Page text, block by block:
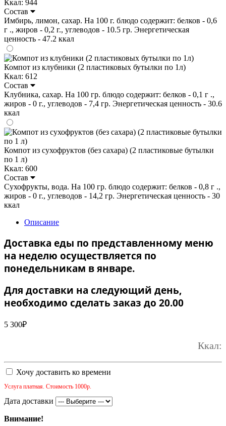
Ккал: 944
Состав
Имбирь, лимон, сахар. На 100 г. блюдо содержит: белков - 0,6
г ., жиров - 0,2 г., углеводов - 10.5 гр. Энергетическая
ценность - 47.2 ккал
Компот из клубники (2 пластиковых бутылки по 1л)
Ккал: 612
Состав
Клубника, сахар. На 100 гр. блюдо содержит: белков - 0,1 г .,
жиров - 0 г., углеводов - 7,4 гр. Энергетическая ценность - 30.6
ккал
Компот из сухофруктов (без сахара) (2 пластиковые бутылки
по 1 л)
Ккал: 600
Состав
Сухофрукты, вода. На 100 гр. блюдо содержит: белков - 0,8 г .,
жиров - 0 г., углеводов - 14,2 гр. Энергетическая ценность - 30
ккал
Описание
Доставка еды по представленному меню
на неделю осуществляется по
понедельникам в январе.
Для доставки на следующий день,
необходимо сделать заказ до 20.00
5 300₽
Ккал:
Хочу доставить ко времени
Услуга платная. Стоимость 1000р.
Дата доставки
Внимание!